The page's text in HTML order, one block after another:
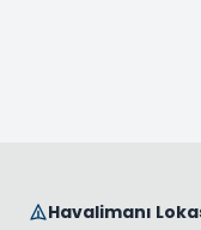
Havalimanı